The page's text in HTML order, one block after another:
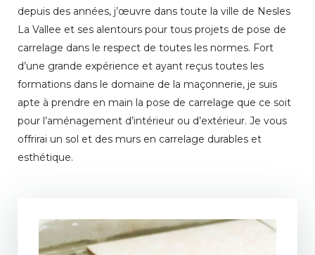
depuis des années, j’œuvre dans toute la ville de Nesles
La Vallee et ses alentours pour tous projets de pose de
carrelage dans le respect de toutes les normes. Fort
d’une grande expérience et ayant reçus toutes les
formations dans le domaine de la maçonnerie, je suis
apte à prendre en main la pose de carrelage que ce soit
pour l’aménagement d’intérieur ou d’extérieur. Je vous
offrirai un sol et des murs en carrelage durables et
esthétique.